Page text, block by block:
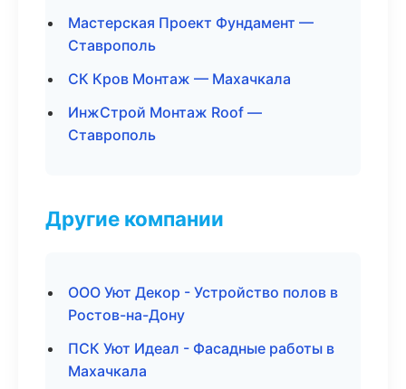
Мастерская Проект Фундамент —
Ставрополь
СК Кров Монтаж — Махачкала
ИнжСтрой Монтаж Roof —
Ставрополь
Другие компании
ООО Уют Декор - Устройство полов в
Ростов-на-Дону
ПСК Уют Идеал - Фасадные работы в
Махачкала